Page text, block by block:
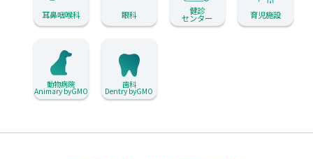
耳鼻咽喉科 眼科 健診
センター 育児施設
動物病院
Animary byGMO
歯科
Dentry byGMO